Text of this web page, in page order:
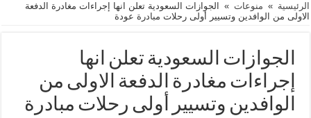
الرئيسية » منوعات »
الجوازات السعودية تعلن انها إجراءات مغادرة الدفعة
الاولى من الوافدين وتسيير أولى رحلات مبادرة عودة
الجوازات السعودية تعلن انها
إجراءات مغادرة الدفعة الاولى من
الوافدين وتسيير أولى رحلات مبادرة